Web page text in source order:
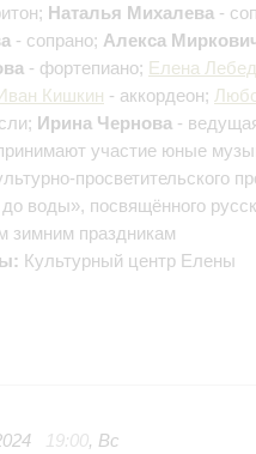
Наталья Михалева -
- сопрано; Алекса
- фортепиано; Елена
Кишкин - аккордеон;
Ирина Чернова -
участие юные
просветительского
воды», посвящённого
зимним праздникам
Культурный центр Елены
19:00, Вс